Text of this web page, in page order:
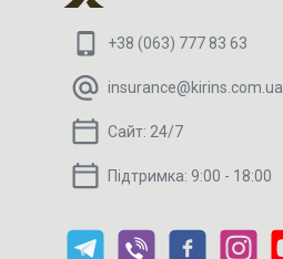
+38 (063) 777 83 63
insurance@kirins.com.ua
Сайт: 24/7
Підтримка: 9:00 - 18:00